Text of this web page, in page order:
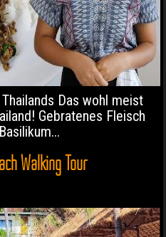
Das wohl meist
Gebratenes Fleisch
Walking Tour